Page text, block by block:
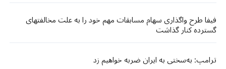
فیفا طرح واگذاری سهام مسابقات مهم خود را به علت مخالفتهای
گسترده کنار گذاشت
ترامپ: به‌سختی به ایران ضربه خواهیم زد